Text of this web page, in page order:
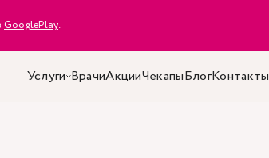
GooglePlay.
Услуги ВрачиАкцииЧекапыБлогКонтакты